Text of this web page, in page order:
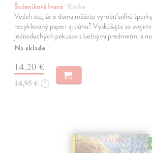
Šušaníková Ivana| Kniha
Vedeli ste, že si doma môžete vyrobiť soľné
recyklovaný papier aj dúhu? Vyskúšajte so
jednoduchých pokusov s bežnými predmetmi a
Na sklade
14,20 €
14,95 € ?